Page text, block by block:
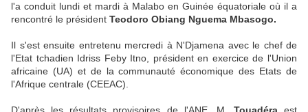
l'a conduit lundi et mardi à Malabo en Guinée équatoriale où il a
rencontré le président Teodoro Obiang Nguema Mbasogo.
Il s'est ensuite entretenu mercredi à N'Djamena avec le chef de
l'Etat tchadien Idriss Feby Itno, président en exercice de l'Union
africaine (UA) et de la communauté économique des Etats de
l'Afrique centrale (CEEAC).